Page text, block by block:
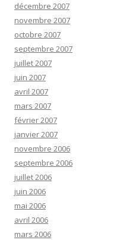
décembre 2007
novembre 2007
octobre 2007
septembre 2007
juillet 2007
juin 2007
avril 2007
mars 2007
février 2007
janvier 2007
novembre 2006
septembre 2006
juillet 2006
juin 2006
mai 2006
avril 2006
mars 2006